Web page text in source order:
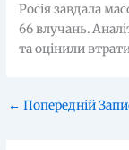
Росія завдала
66 влучань.
та оцінили
← Попередній